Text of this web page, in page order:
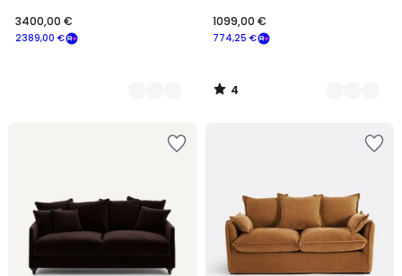
2389,00 €
3400,00 €
774,25 €
1099,00 €
4
/